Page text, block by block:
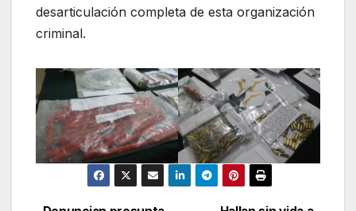
desarticulación completa de esta organización
criminal.